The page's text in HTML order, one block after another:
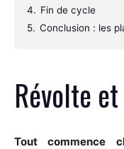
4. Fin de cycle
5. Conclusion : les
Révolte
Tout commence